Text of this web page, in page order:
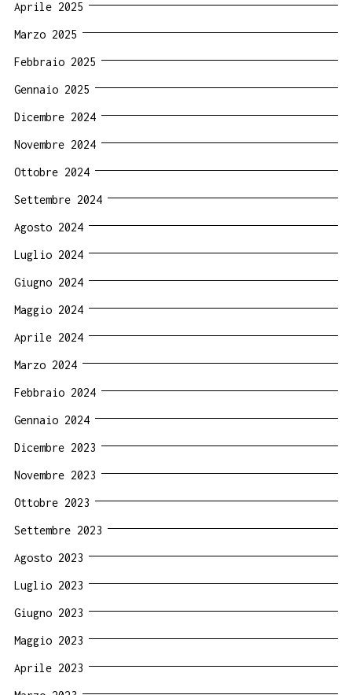
Aprile 2025
Marzo 2025
Febbraio 2025
Gennaio 2025
Dicembre 2024
Novembre 2024
Ottobre 2024
Settembre 2024
Agosto 2024
Luglio 2024
Giugno 2024
Maggio 2024
Aprile 2024
Marzo 2024
Febbraio 2024
Gennaio 2024
Dicembre 2023
Novembre 2023
Ottobre 2023
Settembre 2023
Agosto 2023
Luglio 2023
Giugno 2023
Maggio 2023
Aprile 2023